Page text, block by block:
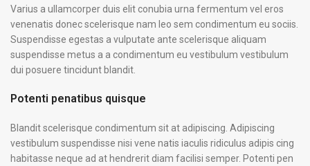
Varius a ullamcorper duis elit conubia urna fermentum vel eros
venenatis donec scelerisque nam leo sem condimentum eu sociis.
Suspendisse egestas a vulputate ante scelerisque aliquam
suspendisse metus a a condimentum eu vestibulum vestibulum
dui posuere tincidunt blandit.
Potenti penatibus quisque
Blandit scelerisque condimentum sit at adipiscing. Adipiscing
vestibulum suspendisse nisi vene natis iaculis ridiculus adipis cing
habitasse neque ad at hendrerit diam facilisi semper. Potenti pen